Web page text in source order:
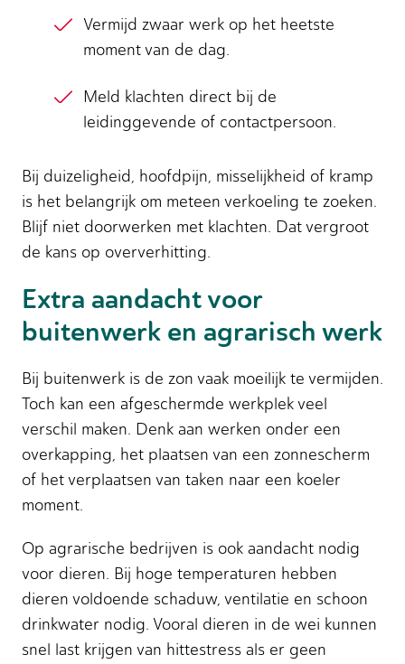
Vermijd zwaar werk op het heetste
moment van de dag.
Meld klachten direct bij de
leidinggevende of contactpersoon.
Bij duizeligheid, hoofdpijn, misselijkheid of kramp
is het belangrijk om meteen verkoeling te zoeken.
Blijf niet doorwerken met klachten. Dat vergroot
de kans op oververhitting.
Extra aandacht voor
buitenwerk en agrarisch werk
Bij buitenwerk is de zon vaak moeilijk te vermijden.
Toch kan een afgeschermde werkplek veel
verschil maken. Denk aan werken onder een
overkapping, het plaatsen van een zonnescherm
of het verplaatsen van taken naar een koeler
moment.
Op agrarische bedrijven is ook aandacht nodig
voor dieren. Bij hoge temperaturen hebben
dieren voldoende schaduw, ventilatie en schoon
drinkwater nodig. Vooral dieren in de wei kunnen
snel last krijgen van hittestress als er geen